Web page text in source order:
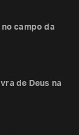
campo da
de Deus na